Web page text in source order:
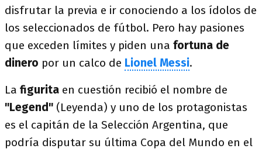
disfrutar la previa e ir conociendo a los ídolos de
los seleccionados de fútbol. Pero hay pasiones
que exceden límites y piden una fortuna de
dinero por un calco de Lionel Messi.
La figurita en cuestión recibió el nombre de
"Legend" (Leyenda) y uno de los protagonistas
es el capitán de la Selección Argentina, que
podría disputar su última Copa del Mundo en el